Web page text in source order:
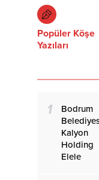
Popüler Köşe
Yazıları
1
Bodrum
Kalyon
Holding
Elele